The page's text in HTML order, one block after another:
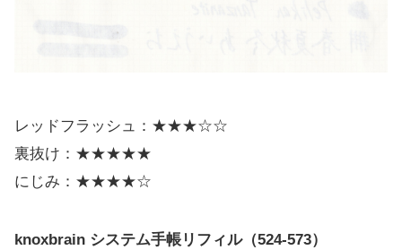
レッドフラッシュ：★★★☆☆
裏抜け：★★★★★
にじみ：★★★★☆
knoxbrain システム手帳リフィル（524-573）